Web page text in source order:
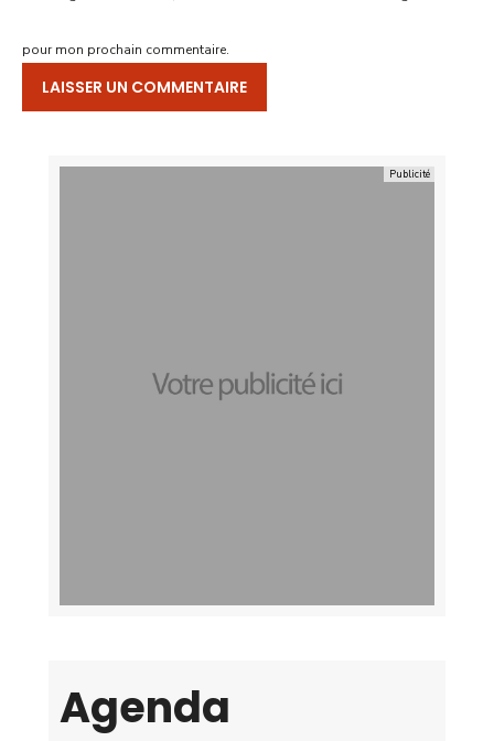
pour mon prochain commentaire.
Agenda